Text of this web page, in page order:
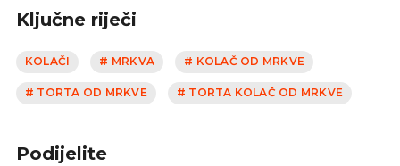
Ključne riječi
KOLAČI # MRKVA # KOLAČ OD MRKVE
# TORTA OD MRKVE # TORTA KOLAČ OD MRKVE
Podijelite